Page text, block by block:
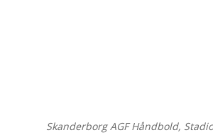
Skanderborg AGF Håndbold,